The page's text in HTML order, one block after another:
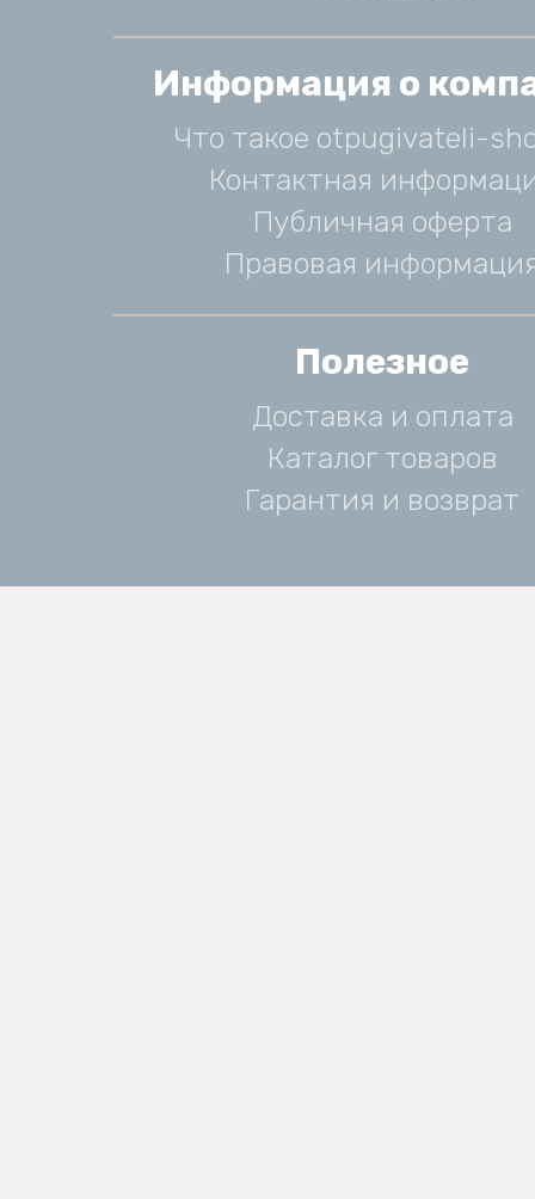
Информация о
Что такое otpugivateli-
Контактная
Публичная оферта
Правовая
Полезное
Доставка и оплата
Каталог товаров
Гарантия и возврат